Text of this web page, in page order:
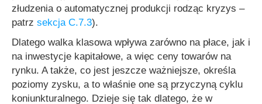
złudzenia o automatycznej produkcji rodząc kryzys –
patrz sekcja C.7.3).
Dlatego walka klasowa wpływa zarówno na płace, jak i
na inwestycje kapitałowe, a więc ceny towarów na
rynku. A także, co jest jeszcze ważniejsze, określa
poziomy zysku, a to właśnie one są przyczyną cyklu
koniunkturalnego. Dzieje się tak dlatego, że w